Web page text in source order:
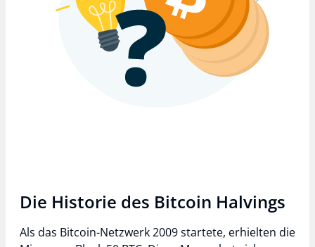
Die Historie des Bitcoin Halvings
Als das Bitcoin-Netzwerk 2009 startete, erhielten die